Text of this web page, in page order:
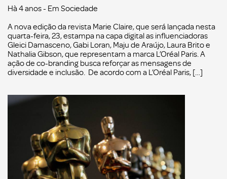
Hà 4 anos- Em Sociedade
A nova edição da revista Marie Claire, que será lançada nesta
quarta-feira, 23, estampa na capa digital as influenciadoras
Gleici Damasceno, Gabi Loran, Maju de Araújo, Laura Brito e
Nathalia Gibson, que representam a marca L’Oréal Paris. A
ação de co-branding busca reforçar as mensagens de
diversidade e inclusão. De acordo com a L’Oréal Paris, […]